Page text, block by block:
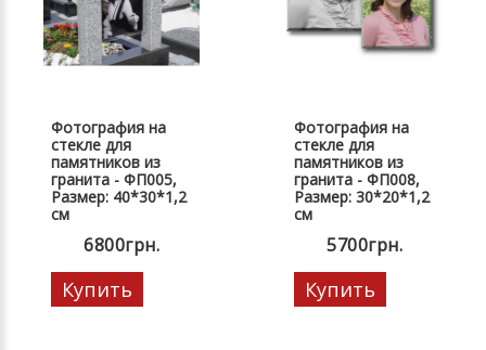
Фотография на
стекле для
памятников из
гранита - ФП005,
Размер: 40*30*1,2
см
6800грн.
Купить
Фотография на
стекле для
памятников из
гранита - ФП008,
Размер: 30*20*1,2
см
5700грн.
Купить